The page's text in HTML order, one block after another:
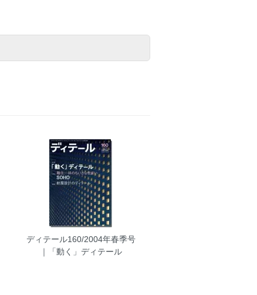
ディテール160/2004年春季号
｜「動く」ディテール